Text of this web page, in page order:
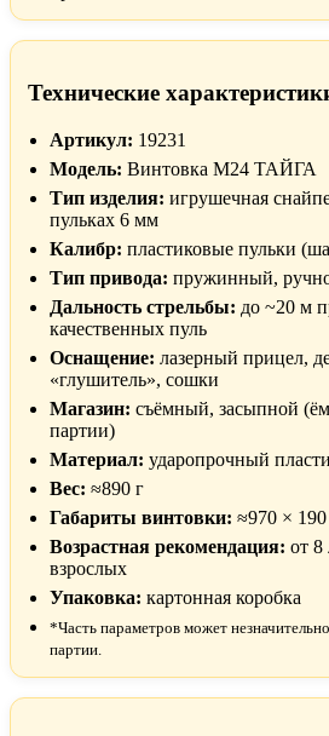
Технические
Артикул: 19231
Модель: Винтовка M24 ТАЙГА
Тип изделия: игрушечная
пульках 6 мм
Калибр: пластиковые пульки
Тип привода: пружинный,
Дальность стрельбы: до ~20 м
качественных пуль
Оснащение: лазерный прицел,
«глушитель», сошки
Магазин: съёмный, засыпной
партии)
Материал: ударопрочный
Вес: ≈890 г
Габариты винтовки: ≈970 ×
Возрастная рекомендация: от 8
взрослых
Упаковка: картонная коробка
*Часть параметров может
партии.